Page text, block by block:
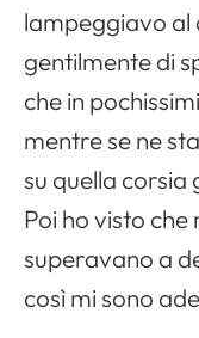
lampeggiavo al
gentilmente di
che in
mentre se ne
su quella corsia
Poi ho visto
superavano a
così mi sono